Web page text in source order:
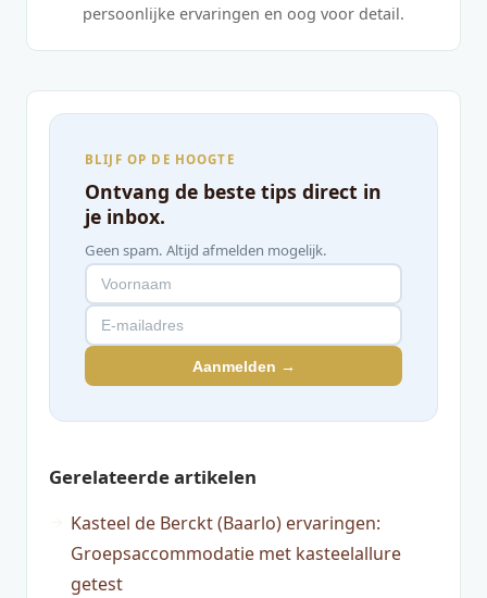
persoonlijke ervaringen en oog voor detail.
BLIJF OP DE HOOGTE
Ontvang de beste tips direct in
je inbox.
Geen spam. Altijd afmelden mogelijk.
Aanmelden →
Gerelateerde artikelen
Kasteel de Berckt (Baarlo) ervaringen:
Groepsaccommodatie met kasteelallure
getest